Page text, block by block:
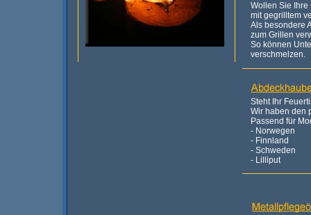
Wollen Sie Ihre
mit gegrilltem
Als besondere
zum Grillen
So können
verschmelzen.
Steht Ihr
Wir haben den
Passend für
- Norwegen
- Finnland
- Schweden
- Lilliput